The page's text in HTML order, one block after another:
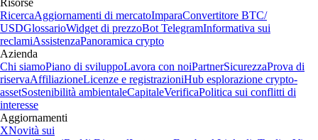
Risorse
RicercaAggiornamenti di mercatoImparaConvertitore BTC/
USDGlossarioWidget di prezzoBot TelegramInformativa sui
reclamiAssistenzaPanoramica crypto
Azienda
Chi siamoPiano di sviluppoLavora con noiPartnerSicurezzaProva di
riservaAffiliazioneLicenze e registrazioniHub esplorazione crypto-
assetSostenibilità ambientaleCapitaleVerificaPolitica sui conflitti di
interesse
Aggiornamenti
XNovità sui